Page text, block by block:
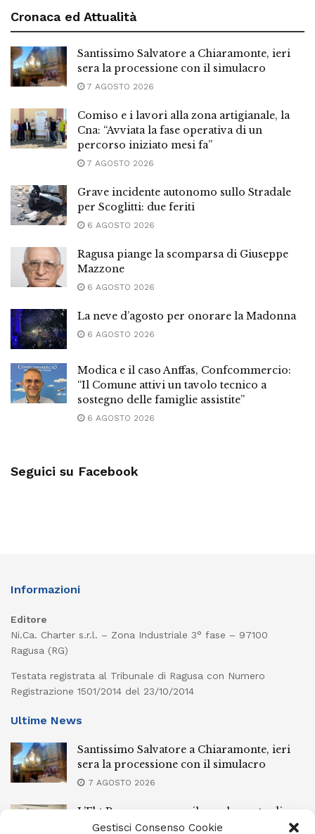
Gestisci Consenso Cookie
Cronaca ed Attualità
Santissimo Salvatore a Chiaramonte, ieri
sera la processione con il simulacro
7 AGOSTO 2026
Comiso e i lavori alla zona artigianale, la
Cna: “Avviata la fase operativa di un
percorso iniziato mesi fa”
7 AGOSTO 2026
Grave incidente autonomo sullo Stradale
per Scoglitti: due feriti
6 AGOSTO 2026
Ragusa piange la scomparsa di Giuseppe
Mazzone
6 AGOSTO 2026
La neve d’agosto per onorare la Madonna
6 AGOSTO 2026
Modica e il caso Anffas, Confcommercio:
“Il Comune attivi un tavolo tecnico a
sostegno delle famiglie assistite”
6 AGOSTO 2026
Seguici su Facebook
Informazioni
Editore
Ni.Ca. Charter s.r.l. – Zona Industriale 3° fase – 97100
Ragusa (RG)
Testata registrata al Tribunale di Ragusa con Numero
Registrazione 1501/2014 del 23/10/2014
Ultime News
Santissimo Salvatore a Chiaramonte, ieri
sera la processione con il simulacro
7 AGOSTO 2026
L’Ebt Ragusa approva il regolamento di
conciliazione